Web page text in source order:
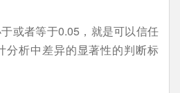
或者等于0.05，就是可以信任
分析中差异的显著性的判断标